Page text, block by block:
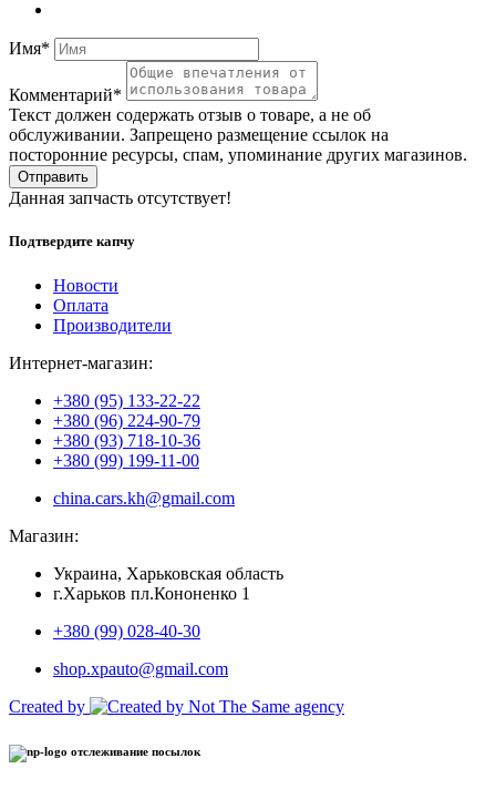
Имя*
Комментарий*
Текст должен содержать отзыв о товаре, а не об
обслуживании. Запрещено размещение ссылок на
посторонние ресурсы, спам, упоминание других магазинов.
Отправить
Данная запчасть отсутствует!
Подтвердите капчу
Новости
Оплата
Производители
Интернет-магазин:
+380 (95) 133-22-22
+380 (96) 224-90-79
+380 (93) 718-10-36
+380 (99) 199-11-00
china.cars.kh@gmail.com
Магазин:
Украина, Харьковская область
г.Харьков пл.Кононенко 1
+380 (99) 028-40-30
shop.xpauto@gmail.com
Created by
отслеживание посылок